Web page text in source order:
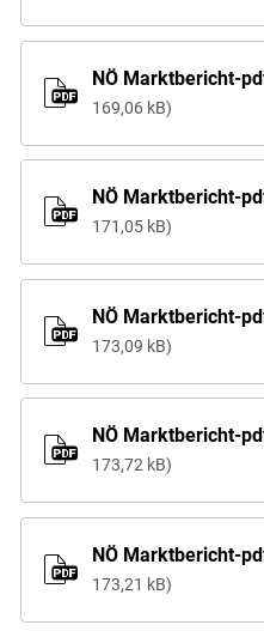
NÖ Marktbericht-
169,06 kB
NÖ Marktbericht-
171,05 kB
NÖ Marktbericht-
173,09 kB
NÖ Marktbericht-
173,72 kB
NÖ Marktbericht-
173,21 kB